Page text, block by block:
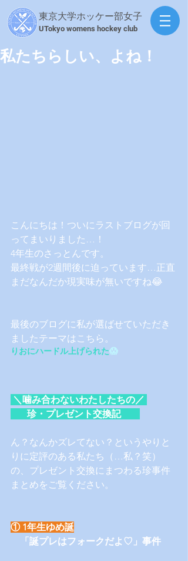
東京大学ホッケー部女子
​UTokyo womens hockey club
私たちらしい、よね！
こんにちは！ついにラストブログが回
ってまいりました…！
4年生のさっとんです。
最終戦が2週間後に迫っています…正直
まだなんだか現実味が無いですね😂
最後のブログに私が選ばせていただき
ましたテーマはこちら。
りおにハードル上げられた😱
＼噛み合わないわたしたちの／
       珍・プレゼント交換記
ん？なんかズレてない？というやりと
りに定評のある私たち（…私？笑）
の、プレゼント交換にまつわる珍事件
まとめをご覧ください。
① 1年生ゆめ誕
「誕プレはフォークだよ♡」事件